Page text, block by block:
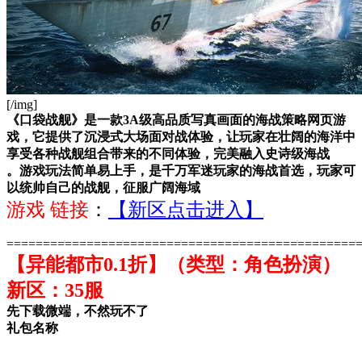
[/img]
《口袋战舰》是一款3A级高品质写真画面的海战策略网页游
戏，它提供了沉浸式大场面对战体验，让玩家在壮阔的海洋中
享受各种战舰组合带来的不同体验，完美融入史诗级海战
。游戏玩法简单易上手，是千万军迷玩家的海战首选，玩家可
以统帅自己的战舰，征服广阔海域
游戏 链接 ： 【新区点击进入】
=================================================
【异能都市0.1折】（类型：角色扮演）
新区：35服
先下载微端，不然玩不了
礼包名称